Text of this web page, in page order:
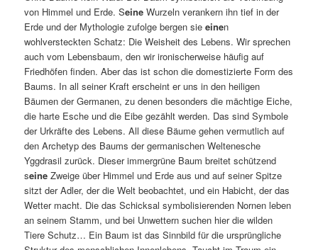
von Himmel und Erde. Seine Wurzeln verankern ihn tief in der
Erde und der Mythologie zufolge bergen sieeinen
wohlversteckten Schatz: Die Weisheit des Lebens. Wir sprechen
auch vom Lebensbaum, den wir ironischerweise häufig auf
Friedhöfen finden. Aber das ist schon die domestizierte Form des
Baums. In all seiner Kraft erscheint er uns in den heiligen
Bäumen der Germanen, zu denen besonders die mächtige Eiche,
die harte Esche und die Eibe gezählt werden. Das sind Symbole
der Urkräfte des Lebens. All diese Bäume gehen vermutlich auf
den Archetyp des Baums der germanischen Weltenesche
Yggdrasil zurück. Dieser immergrüne Baum breitet schützend
seine Zweige über Himmel und Erde aus und auf seiner Spitze
sitzt der Adler, der die Welt beobachtet, und ein Habicht, der das
Wetter macht. Die das Schicksal symbolisierenden Nornen leben
an seinem Stamm, und bei Unwettern suchen hier die wilden
Tiere Schutz… Ein Baum ist das Sinnbild für die ursprüngliche